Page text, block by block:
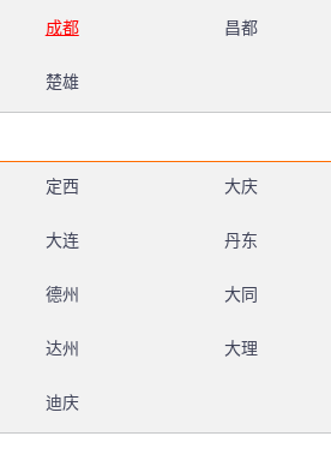
成都 昌都
楚雄
定西 大庆
大连 丹东
德州 大同
达州 大理
迪庆